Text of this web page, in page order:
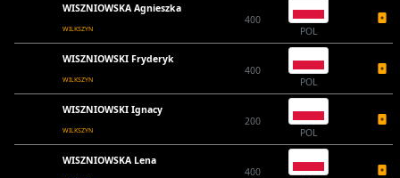
WISZNIOWSKA Agnieszka
WILKSZYN
400
POL
WISZNIOWSKI Fryderyk
WILKSZYN
400
POL
WISZNIOWSKI Ignacy
WILKSZYN
200
POL
WISZNIOWSKA Lena
400